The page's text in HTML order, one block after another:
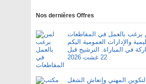
Nos dernières Offres
يرغب بالعمل في المقاطعات
والإدارات العمومية اليكم
في المباراة. الترشيح قبل
22 غشت 2026
المهني وإنعاش الشغل